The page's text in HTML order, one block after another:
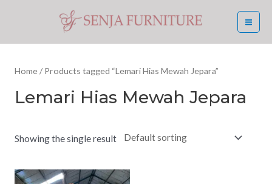
content
Home/ Products tagged “Lemari Hias Mewah Jepara”
Lemari Hias Mewah Jepara
Showing the single result